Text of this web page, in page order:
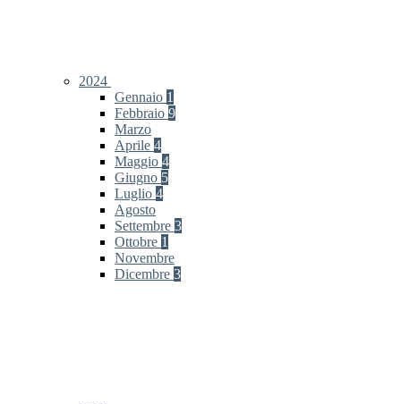
2024
Gennaio 1
Febbraio 9
Marzo
Aprile 4
Maggio 4
Giugno 5
Luglio 4
Agosto
Settembre 3
Ottobre 1
Novembre
Dicembre 3